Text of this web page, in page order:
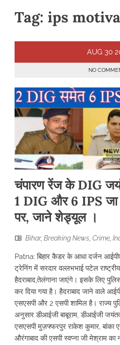
Tag: ips
AUG 30
NO
चंपारण रेंज के DIG
1 DIG और 6 IPS जा
पर, जाने शेड्यूल ।
Bihar, Breaking News, Crime,
Patna: बिहार कैडर के आधा दर्जन
ट्रेनिंग में सरदार वल्लभभाई पटेल
हैदराबाद,तेलंगाना जाएंगे। इसके लिए
कर दिया गया है। हैदराबाद जाने वाले
एसएसपी और 2 एसपी शामिल है। राज्य
अनुसार डीआईजी बाबूराम, डीआईजी
एसएसपी मुज़फ्फरपुर राकेश कुमार, बांका
औरंगाबाद की एसपी स्वप्ना जी मेश्राम